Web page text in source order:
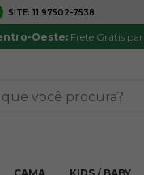
SITE: 11 97502-7538
Oeste:Frete Grátis
via boleto ou PIX